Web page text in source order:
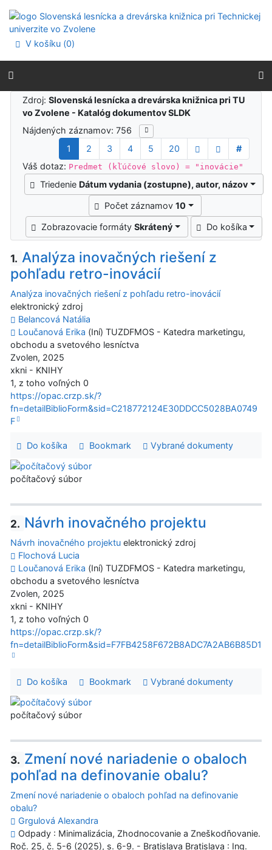
Prejsť na menu
Prehlásenie o webovej prístupnosti
V košíku (0)
Výsledky vyhľadávania
Zdroj:Slovenská lesnícka a drevárska knižnica pri TU
vo Zvolene - Katalóg dokumentov SLDK
Nájdených záznamov: 756
1
2 3 4 5 20
#
Váš dotaz: Predmet (kľúčové slovo) = "inovácie"
Triedenie Dátum vydania (zostupne), autor, názov
Počet záznamov10
Zobrazovacie formátySkrátený Do košíka
1. Analýza inovačných riešení z
pohľadu retro-inovácií
Analýza inovačných riešení z pohľadu retro-inovácií
elektronický zdroj
Belancová Natália
Loučanová Erika (Iní) TUZDFMOS - Katedra marketingu,
obchodu a svetového lesníctva
Zvolen, 2025
xkni - KNIHY
1, z toho voľných 0
https://opac.crzp.sk/?
fn=detailBiblioForm&sid=C218772124E30DDCC5028BA0749
F
Do košíka Bookmark Vybrané dokumenty
počítačový súbor
2. Návrh inovačného projektu
Návrh inovačného projektu elektronický zdroj
Flochová Lucia
Loučanová Erika (Iní) TUZDFMOS - Katedra marketingu,
obchodu a svetového lesníctva
Zvolen, 2025
xkni - KNIHY
1, z toho voľných 0
https://opac.crzp.sk/?
fn=detailBiblioForm&sid=F7FB4258F672B8ADC7A2AB6B85D1
Do košíka Bookmark Vybrané dokumenty
počítačový súbor
3. Zmení nové nariadenie o obaloch
pohľad na definovanie obalu?
Zmení nové nariadenie o obaloch pohľad na definovanie
obalu?
Grgulová Alexandra
Odpady : Minimalizácia, Zhodnocovanie a Zneškodňovanie.
Roč. 25, č. 5-6 (2025), s. 6-9. - Bratislava Bratislava : Ing.